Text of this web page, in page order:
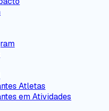
Atletas
em Atividades